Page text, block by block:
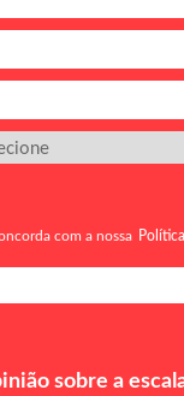
com a nossa
sobre a